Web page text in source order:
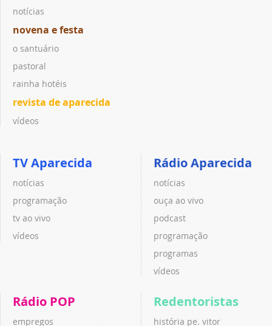
notícias
novena e festa
o santuário
pastoral
rainha hotéis
revista de aparecida
vídeos
TV Aparecida
notícias
programação
tv ao vivo
vídeos
Rádio Aparecida
notícias
ouça ao vivo
podcast
programação
programas
vídeos
Rádio POP
empregos
Redentoristas
história pe. vitor